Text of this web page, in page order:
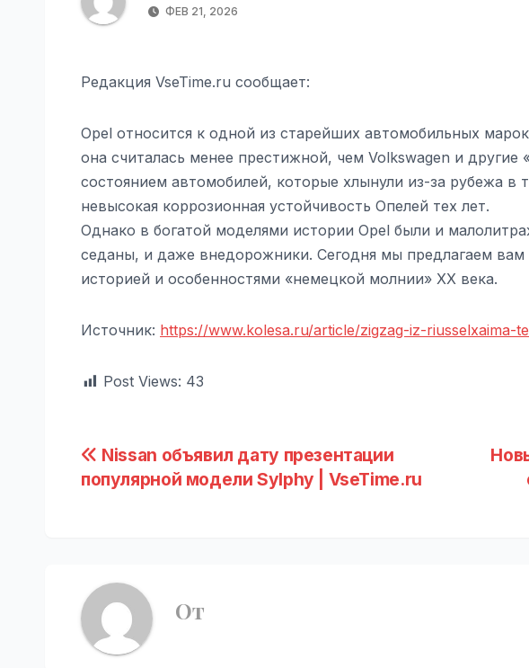
ФЕВ 21, 2026
Редакция VseTime.ru сообщает:
Opel относится к одной из старейших автомобильных
она считалась менее престижной, чем Volkswagen и
состоянием автомобилей, которые хлынули из-за рубежа в
невысокая коррозионная устойчивость Опелей тех лет.
Однако в богатой моделями истории Opel были и
седаны, и даже внедорожники. Сегодня мы предлагаем вам
историей и особенностями «немецкой молнии» ХХ века.
Источник: https://www.kolesa.ru/article/zigzag-iz-riusselxaima-
Post Views: 43
Навигация
по
Nissan объявил дату презентации
популярной модели Sylphy | VseTime.ru
От